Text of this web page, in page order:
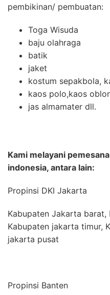
pembikinan/ pembuatan:
Toga Wisuda
baju olahraga
batik
jaket
kostum sepakbola,
kaos polo,kaos
jas almamater dll.
Kami melayani
indonesia, antara lain:
Propinsi DKI Jakarta
Kabupaten Jakarta
Kabupaten jakarta timur,
jakarta pusat
Propinsi Banten